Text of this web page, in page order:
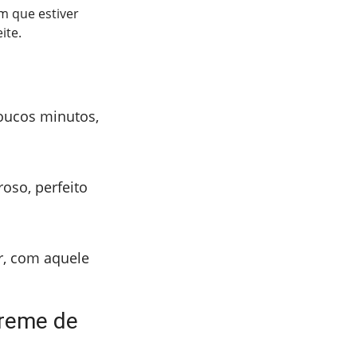
que estiver
minutos,
perfeito
com aquele
de